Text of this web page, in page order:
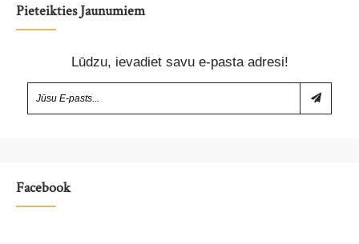
Pieteikties Jaunumiem
Lūdzu, ievadiet savu e-pasta adresi!
Facebook